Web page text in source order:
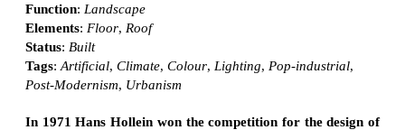
Function: Landscape
Elements: Floor, Roof
Status: Built
Tags: Artificial, Climate, Colour, Lighting, Pop-industrial,
Post-Modernism, Urbanism
In 1971 Hans Hollein won the competition for the design of